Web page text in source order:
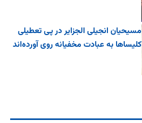
مسیحیان انجیلی الجزایر در پی تعطیلی
کلیساها به عبادت مخفیانه روی آورده‌اند